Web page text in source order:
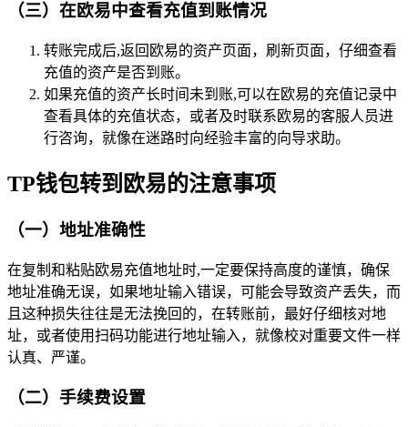
（三）在欧易中查看充值到账情况
转账完成后,返回欧易的资产页面，刷新页面，仔细查看
充值的资产是否到账。
如果充值的资产长时间未到账,可以在欧易的充值记录中
查看具体的充值状态，或者及时联系欧易的客服人员进
行咨询，就像在迷路时向经验丰富的向导求助。
TP钱包转到欧易的注意事项
（一）地址准确性
在复制和粘贴欧易充值地址时,一定要保持高度的谨慎，确保
地址准确无误，如果地址输入错误，可能会导致资产丢失，而
且这种损失往往是无法挽回的，在转账前，最好仔细核对地
址，或者使用扫码功能进行地址输入，就像校对重要文件一样
认真、严谨。
（二）手续费设置